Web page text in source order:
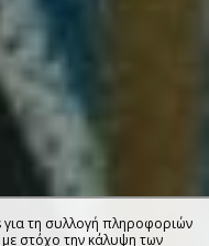
τη συλλογή πληροφοριών
στόχο την κάλυψη των